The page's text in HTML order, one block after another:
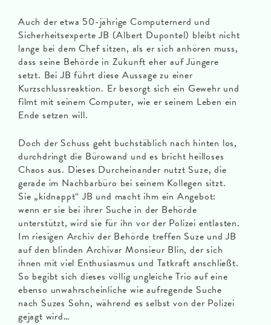
Auch der etwa 50-jährige Computernerd und
Sicherheitsexperte JB (Albert Dupontel) bleibt nicht
lange bei dem Chef sitzen, als er sich anhören muss,
dass seine Behörde in Zukunft eher auf Jüngere
setzt. Bei JB führt diese Aussage zu einer
Kurzschlussreaktion. Er besorgt sich ein Gewehr und
filmt mit seinem Computer, wie er seinem Leben ein
Ende setzen will.
Doch der Schuss geht buchstäblich nach hinten los,
durchdringt die Bürowand und es bricht heilloses
Chaos aus. Dieses Durcheinander nutzt Suze, die
gerade im Nachbarbüro bei seinem Kollegen sitzt.
Sie „kidnappt“ JB und macht ihm ein Angebot:
wenn er sie bei ihrer Suche in der Behörde
unterstützt, wird sie für ihn vor der Polizei entlasten.
Im riesigen Archiv der Behörde treffen Suze und JB
auf den blinden Archivar Monsieur Blin, der sich
ihnen mit viel Enthusiasmus und Tatkraft anschließt.
So begibt sich dieses völlig ungleiche Trio auf eine
ebenso unwahrscheinliche wie aufregende Suche
nach Suzes Sohn, während es selbst von der Polizei
gejagt wird…